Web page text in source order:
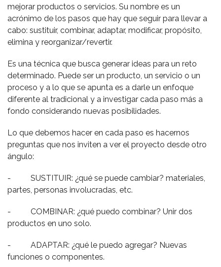
mejorar productos o servicios. Su nombre es un
acrónimo de los pasos que hay que seguir para llevar a
cabo: sustituir, combinar, adaptar, modificar, propósito,
elimina y reorganizar/revertir.
Es una técnica que busca generar ideas para un reto
determinado. Puede ser un producto, un servicio o un
proceso y a lo que se apunta es a darle un enfoque
diferente al tradicional y a investigar cada paso más a
fondo considerando nuevas posibilidades.
Lo que debemos hacer en cada paso es hacernos
preguntas que nos inviten a ver el proyecto desde otro
ángulo:
- SUSTITUIR: ¿qué se puede cambiar? materiales,
partes, personas involucradas, etc.
- COMBINAR: ¿qué puedo combinar? Unir dos
productos en uno solo.
- ADAPTAR: ¿qué le puedo agregar? Nuevas
funciones o componentes.